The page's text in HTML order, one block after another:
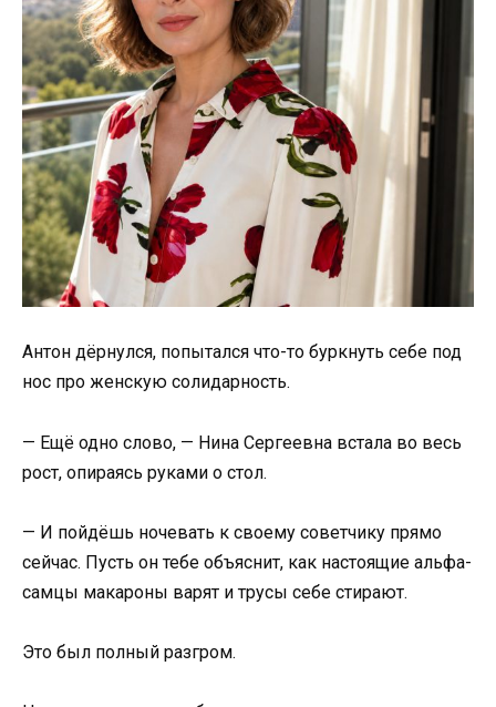
Антон дёрнулся, попытался что-то буркнуть себе под
нос про женскую солидарность.
— Ещё одно слово, — Нина Сергеевна встала во весь
рост, опираясь руками о стол.
— И пойдёшь ночевать к своему советчику прямо
сейчас. Пусть он тебе объяснит, как настоящие альфа-
самцы макароны варят и трусы себе стирают.
Это был полный разгром.